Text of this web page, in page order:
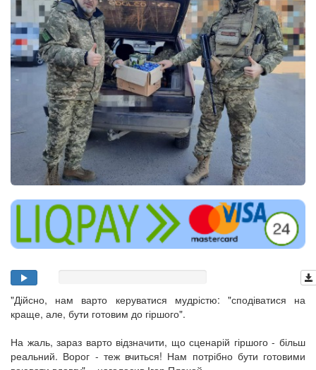
"Дійсно, нам варто керуватися мудрістю: "сподіватися на
краще, але, бути готовим до гіршого".
На жаль, зараз варто відзначити, що сценарій гіршого - більш
реальний. Ворог - теж вчиться! Нам потрібно бути готовими